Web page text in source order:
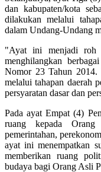
dan kabupaten/kota
dilakukan melalui
dalam Undang-Undang
"Ayat ini menjadi roh
menghilangkan
Nomor 23 Tahun 2014.
melalui tahapan daerah
persyaratan dasar dan
Pada ayat Empat (4)
ruang kepada
pemerintahan,
ayat ini menempatkan
memberikan ruang
budaya bagi Orang Asli